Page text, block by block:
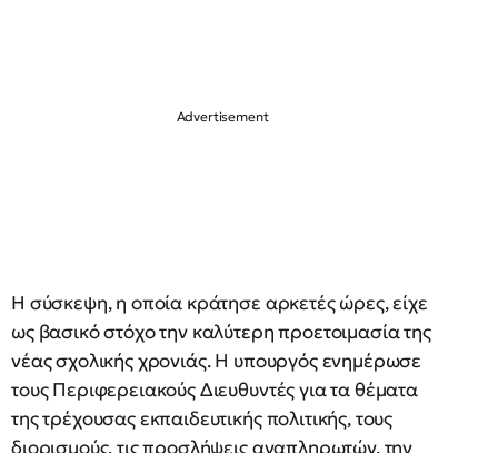
Η σύσκεψη, η οποία κράτησε αρκετές ώρες, είχε
ως βασικό στόχο την καλύτερη προετοιμασία της
νέας σχολικής χρονιάς. Η υπουργός ενημέρωσε
τους Περιφερειακούς Διευθυντές για τα θέματα
της τρέχουσας εκπαιδευτικής πολιτικής, τους
διορισμούς, τις προσλήψεις αναπληρωτών, την